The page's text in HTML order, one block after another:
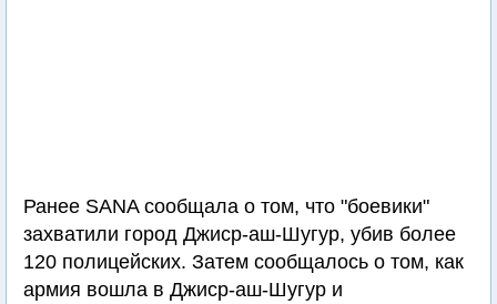
Ранее SANA сообщала о том, что "боевики"
захватили город Джиср-аш-Шугур, убив более
120 полицейских. Затем сообщалось о том, как
армия вошла в Джиср-аш-Шугур и